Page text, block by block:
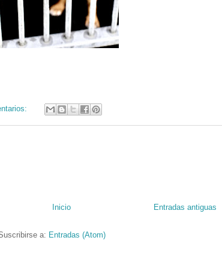
Entradas antiguas
Inicio
a: Entradas (Atom)